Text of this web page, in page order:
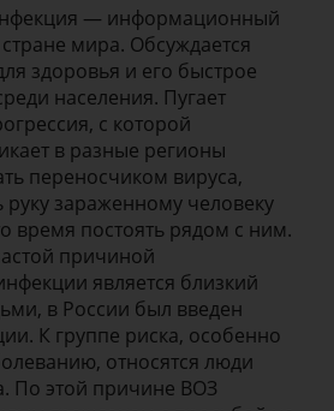
— информационный
мира. Обсуждается
здоровья и его быстрое
населения. Пугает
с которой
в разные регионы
переносчиком вируса,
руку зараженному человеку
время постоять рядом с ним.
причиной
является близкий
в России был введен
К группе риска, особенно
относятся люди
По этой причине ВОЗ